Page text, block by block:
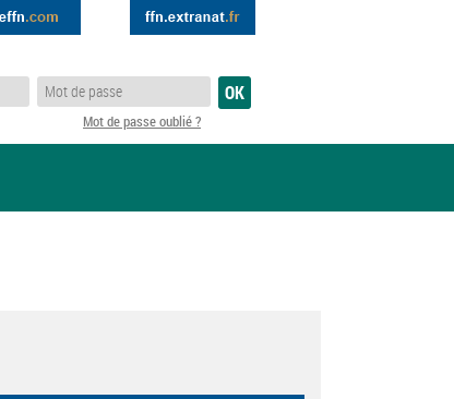
Mot de passe oublié ?